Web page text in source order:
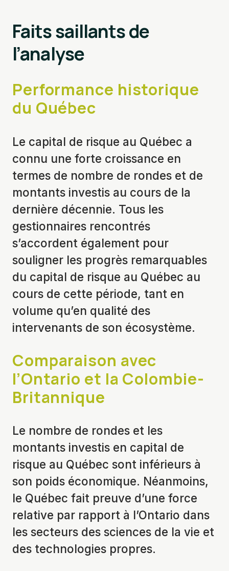
Faits saillants de
l’analyse
Performance historique
du Québec
Le capital de risque au Québec a
connu une forte croissance en
termes de nombre de rondes et de
montants investis au cours de la
dernière décennie. Tous les
gestionnaires rencontrés
s’accordent également pour
souligner les progrès remarquables
du capital de risque au Québec au
cours de cette période, tant en
volume qu’en qualité des
intervenants de son écosystème.
Comparaison avec
l’Ontario et la Colombie-
Britannique
Le nombre de rondes et les
montants investis en capital de
risque au Québec sont inférieurs à
son poids économique. Néanmoins,
le Québec fait preuve d’une force
relative par rapport à l’Ontario dans
les secteurs des sciences de la vie et
des technologies propres.